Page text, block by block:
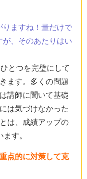
ますね！量だけで
、そのあたりはい
とつを完璧にして
ます。多くの問題
講師に聞いて基礎
は気づけなかった
は、成績アップの
す。
点的に対策して克